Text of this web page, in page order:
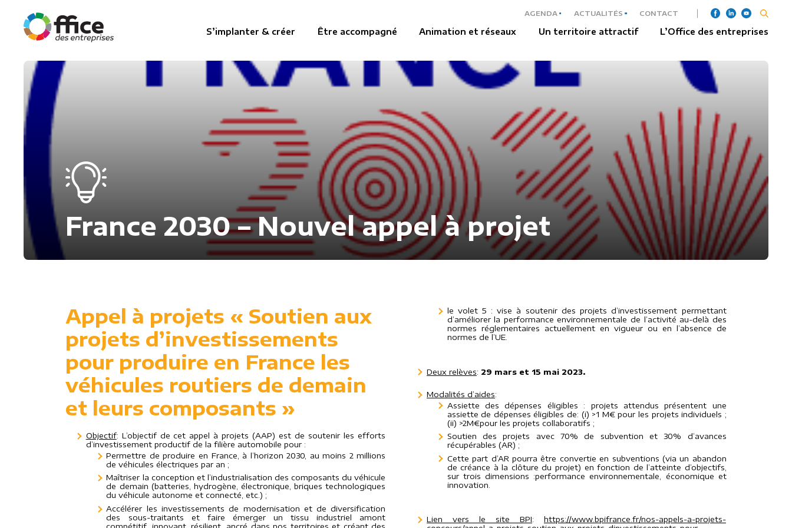
S’implanter & créer Être accompagné Animation et réseaux Un territoire attractif L’Office des entreprises
AGENDA ACTUALITÉS CONTACT
France 2030 – Nouvel appel à projet
Appel à projets « Soutien aux
projets d’investissements
pour produire en France les
véhicules routiers de demain
et leurs composants »
Objectif: L’objectif de cet appel à projets (AAP) est de soutenir les efforts
d’investissement productif de la filière automobile pour :
Permettre de produire en France, à l’horizon 2030, au moins 2 millions
de véhicules électriques par an ;
Maîtriser la conception et l’industrialisation des composants du véhicule
de demain (batteries, hydrogène, électronique, briques technologiques
du véhicule autonome et connecté, etc.) ;
Accélérer les investissements de modernisation et de diversification
des sous-traitants et faire émerger un tissu industriel amont
compétitif, innovant, résilient, ancré dans nos territoires et créant des
le volet 5 : vise à soutenir des projets d’investissement permettant
d’améliorer la performance environnementale de l’activité au-delà des
normes réglementaires actuellement en vigueur ou en l’absence de
normes de l’UE.
Deux relèves: 29 mars et 15 mai 2023.
Modalités d’aides:
Assiette des dépenses éligibles : projets attendus présentent une
assiette de dépenses éligibles de: (i) >1 M€ pour les projets individuels ;
(ii) >2M€pour les projets collaboratifs ;
Soutien des projets avec 70% de subvention et 30% d’avances
récupérables (AR) ;
Cette part d’AR pourra être convertie en subventions (via un abandon
de créance à la clôture du projet) en fonction de l’atteinte d’objectifs,
sur trois dimensions :performance environnementale, économique et
innovation.
Lien vers le site BPI:https://www.bpifrance.fr/nos-appels-a-projets-